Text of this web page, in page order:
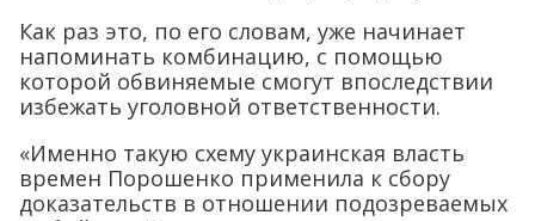
Как раз это, по его словам, уже начинает
напоминать комбинацию, с помощью
которой обвиняемые смогут впоследствии
избежать уголовной ответственности.
«Именно такую схему украинская власть
времен Порошенко применила к сбору
доказательств в отношении подозреваемых